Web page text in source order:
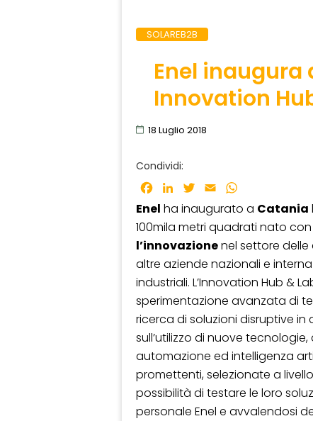
SOLAREB2B
Enel
Innovation
18 Luglio 2018
Condividi:
Facebook
LinkedInTwitter
Email
Enel ha inaugurato a Catania
100mila metri quadrati nato
l’innovazionenel settore delle
altre aziende nazionali e
industriali. L’Innovation Hub &
sperimentazione avanzata di
ricerca di soluzioni disruptive
sull’utilizzo di nuove
automazione ed intelligenza
promettenti, selezionate a
possibilità di testare le loro
personale Enel e avvalendosi